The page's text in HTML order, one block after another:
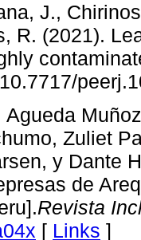
J.,
R. (2021).
Agueda
Zuliet
y Dante
de
Revista
[ Links ]